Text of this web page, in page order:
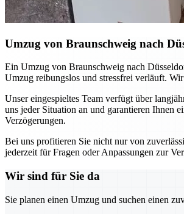
Umzug von Braunschweig nach
Ein Umzug von Braunschweig nach
Umzug reibungslos und stressfrei verläuft.
Unser eingespieltes Team verfügt über
uns jeder Situation an und garantieren Ihnen
Verzögerungen.
Bei uns profitieren Sie nicht nur von
jederzeit für Fragen oder Anpassungen zur
Wir sind für Sie da
Sie planen einen Umzug und suchen einen